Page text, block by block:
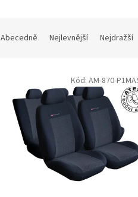
Abecedně Nejlevnější Nejdražší
Kód: AM-870-